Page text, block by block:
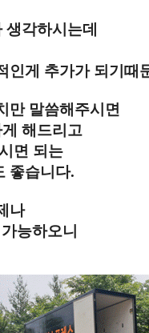
각하시는데
인게 추가가 되기때
만 말씀해주시면
해드리고
면 되는
좋습니다.
나
능하오니